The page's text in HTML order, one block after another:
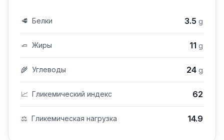
🥩 Белки 3.5 g
🧈 Жиры 11 g
🌾 Углеводы 24 g
📈 Гликемический индекс 62
⚖️ Гликемическая нагрузка 14.9